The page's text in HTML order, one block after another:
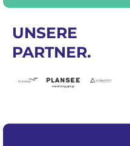
UNSERE
PARTNER.